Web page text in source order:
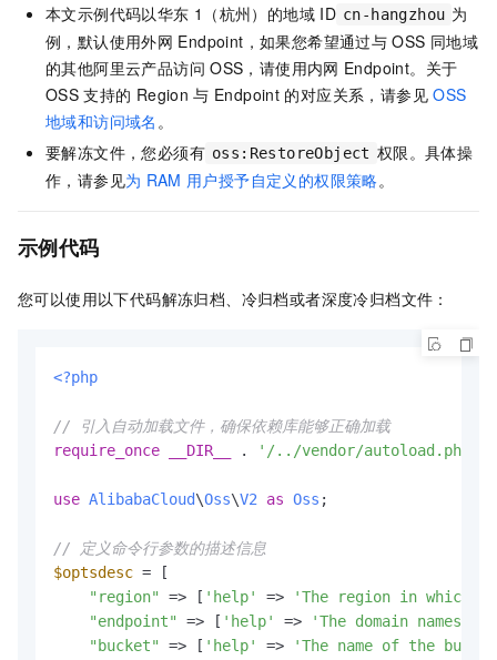
本文示例代码以华东 1（杭州）的地域 ID cn-hangzhou 为
例，默认使用外网 Endpoint，如果您希望通过与 OSS 同地域
的其他阿里云产品访问 OSS，请使用内网 Endpoint。关于
OSS 支持的 Region 与 Endpoint 的对应关系，请参见 OSS
地域和访问域名 。
要解冻文件，您必须有 oss:RestoreObject 权限。具体操
作，请参见为 RAM 用户授予自定义的权限策略。
示例代码
您可以使用以下代码解冻归档、冷归档或者深度冷归档文件：
<?php
// 引入自动加载文件，确保依赖库能够正确加载
require_once
__DIR__ . '/../vendor/autoload.php'
use AlibabaCloud\Oss\V2 as Oss ;
// 定义命令行参数的描述信息
$optsdesc = [
"region"
=> [ 'help' =>
'The region in which
"endpoint"
=> [ 'help' =>
'The domain names
"bucket"
=> [ 'help' =>
'The name of the